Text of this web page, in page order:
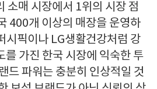
소매 시장에서 1위의 시장 점
400개 이상의 매장을 운영하
시픽이나 LG생활건강처럼 강
를 가진 한국 시장에 익숙한 투
드 파워는 충분히 인상적일 것